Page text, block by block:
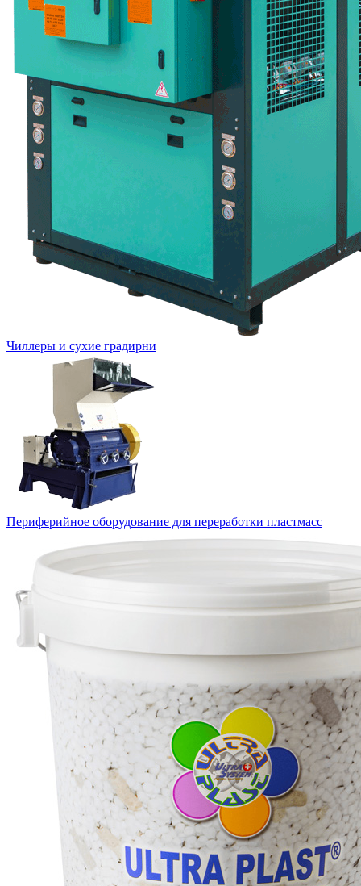
Чиллеры и сухие градирни
Периферийное оборудование для переработки пластмасс